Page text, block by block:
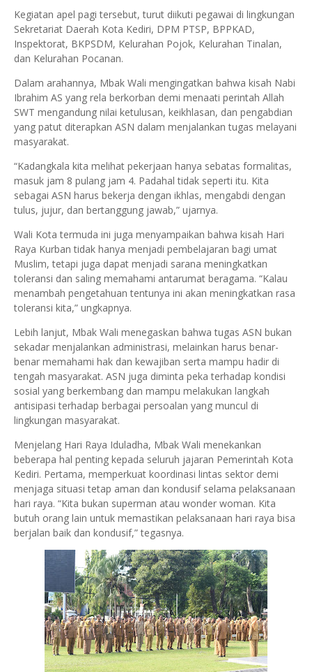
Kegiatan apel pagi tersebut, turut diikuti pegawai di lingkungan
Sekretariat Daerah Kota Kediri, DPM PTSP, BPPKAD,
Inspektorat, BKPSDM, Kelurahan Pojok, Kelurahan Tinalan,
dan Kelurahan Pocanan.
Dalam arahannya, Mbak Wali mengingatkan bahwa kisah Nabi
Ibrahim AS yang rela berkorban demi menaati perintah Allah
SWT mengandung nilai ketulusan, keikhlasan, dan pengabdian
yang patut diterapkan ASN dalam menjalankan tugas melayani
masyarakat.
“Kadangkala kita melihat pekerjaan hanya sebatas formalitas,
masuk jam 8 pulang jam 4. Padahal tidak seperti itu. Kita
sebagai ASN harus bekerja dengan ikhlas, mengabdi dengan
tulus, jujur, dan bertanggung jawab,” ujarnya.
Wali Kota termuda ini juga menyampaikan bahwa kisah Hari
Raya Kurban tidak hanya menjadi pembelajaran bagi umat
Muslim, tetapi juga dapat menjadi sarana meningkatkan
toleransi dan saling memahami antarumat beragama. “Kalau
menambah pengetahuan tentunya ini akan meningkatkan rasa
toleransi kita,” ungkapnya.
Lebih lanjut, Mbak Wali menegaskan bahwa tugas ASN bukan
sekadar menjalankan administrasi, melainkan harus benar-
benar memahami hak dan kewajiban serta mampu hadir di
tengah masyarakat. ASN juga diminta peka terhadap kondisi
sosial yang berkembang dan mampu melakukan langkah
antisipasi terhadap berbagai persoalan yang muncul di
lingkungan masyarakat.
Menjelang Hari Raya Iduladha, Mbak Wali menekankan
beberapa hal penting kepada seluruh jajaran Pemerintah Kota
Kediri. Pertama, memperkuat koordinasi lintas sektor demi
menjaga situasi tetap aman dan kondusif selama pelaksanaan
hari raya. “Kita bukan superman atau wonder woman. Kita
butuh orang lain untuk memastikan pelaksanaan hari raya bisa
berjalan baik dan kondusif,” tegasnya.